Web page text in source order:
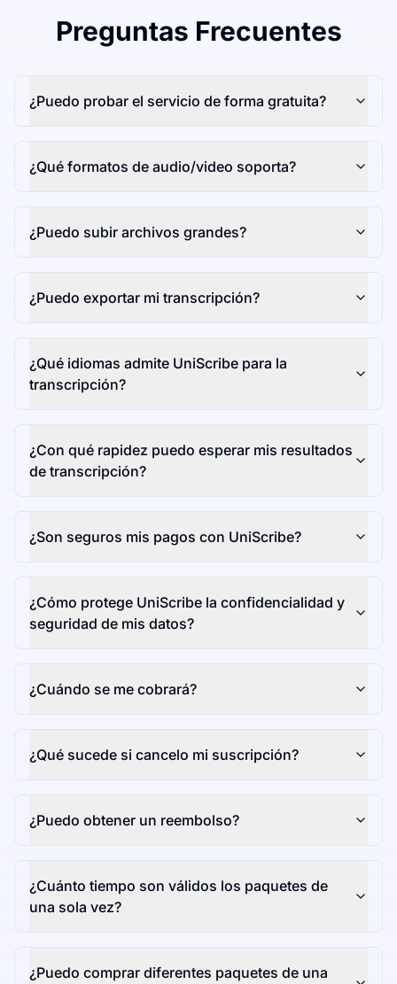
Preguntas Frecuentes
¿Puedo probar el servicio de forma gratuita?
¿Qué formatos de audio/video soporta?
¿Puedo subir archivos grandes?
¿Puedo exportar mi transcripción?
¿Qué idiomas admite UniScribe para la
transcripción?
¿Con qué rapidez puedo esperar mis resultados
de transcripción?
¿Son seguros mis pagos con UniScribe?
¿Cómo protege UniScribe la confidencialidad y
seguridad de mis datos?
¿Cuándo se me cobrará?
¿Qué sucede si cancelo mi suscripción?
¿Puedo obtener un reembolso?
¿Cuánto tiempo son válidos los paquetes de
una sola vez?
¿Puedo comprar diferentes paquetes de una